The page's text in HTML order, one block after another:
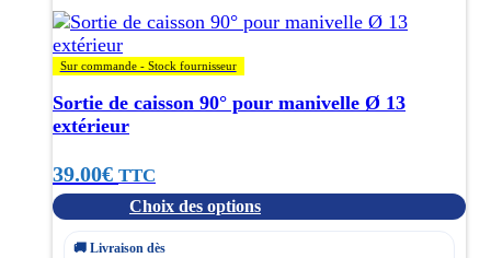
Sur commande - Stock fournisseur
Sortie de caisson 90° pour manivelle Ø 13
extérieur
39.00€ TTC
Choix des options
a
plusieurs
variations.
Les
options
peuvent
choisies
sur
la
page🚚 Livraison dès